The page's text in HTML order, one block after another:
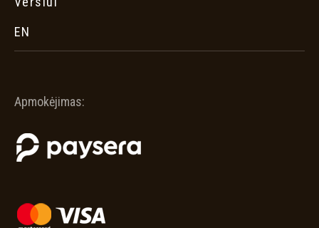
EN
Apmokėjimas: